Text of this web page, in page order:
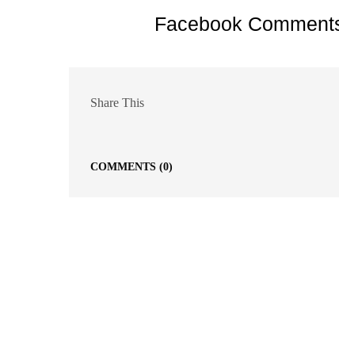
Facebook
Share This
COMMENTS (0)